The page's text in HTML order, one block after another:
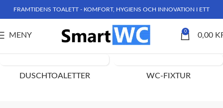
FRAMTIDENS TOALETT - KOMFORT, HYGIENS OCH INNOVATION I ETT
MENY 0 0,00
Produkter märkta ”toalett med digital display”
DUSCHTOALETTER WC-FIXTUR